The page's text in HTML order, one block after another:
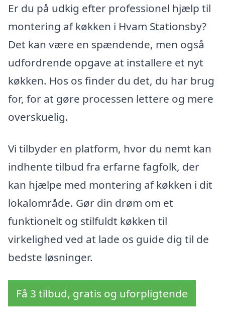
Er du på udkig efter professionel hjælp til
montering af køkken i Hvam Stationsby?
Det kan være en spændende, men også
udfordrende opgave at installere et nyt
køkken. Hos os finder du det, du har brug
for, for at gøre processen lettere og mere
overskuelig.
Vi tilbyder en platform, hvor du nemt kan
indhente tilbud fra erfarne fagfolk, der
kan hjælpe med montering af køkken i dit
lokalområde. Gør din drøm om et
funktionelt og stilfuldt køkken til
virkelighed ved at lade os guide dig til de
bedste løsninger.
Få 3 tilbud, gratis og uforpligtende